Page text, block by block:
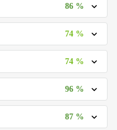
86 %
74 %
74 %
96 %
87 %